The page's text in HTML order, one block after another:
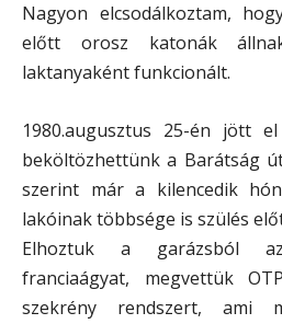
Nagyon elcsodálkoztam,
előtt orosz katonák
laktanyaként funkcionált.
1980.augusztus 25-én jött
beköltözhettünk a Barátság
szerint már a kilencedik
lakóinak többsége is szülés
Elhoztuk a garázsból
franciaágyat, megvettük
szekrény rendszert, ami